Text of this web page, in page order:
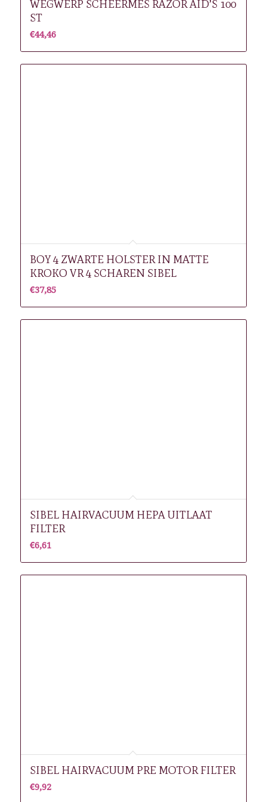
WEGWERP SCHEERMES RAZOR AID’S 100
ST
€44,46
BOY 4 ZWARTE HOLSTER IN MATTE
KROKO VR 4 SCHAREN SIBEL
€37,85
SIBEL HAIRVACUUM HEPA UITLAAT
FILTER
€6,61
SIBEL HAIRVACUUM PRE MOTOR FILTER
€9,92